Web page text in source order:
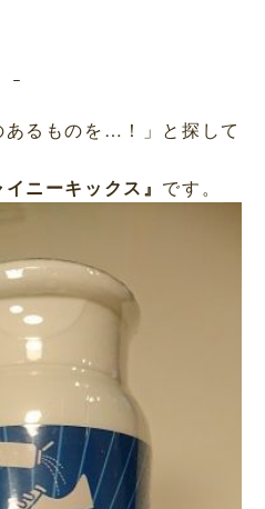
るものを…！」と探して
ニーキックス』 です。